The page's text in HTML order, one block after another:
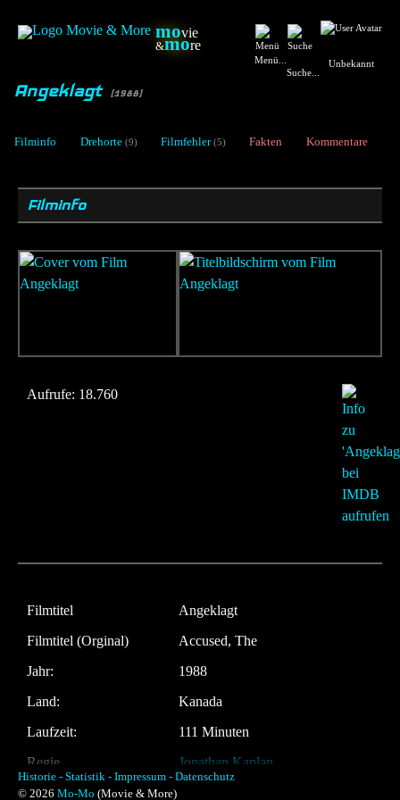
movie
&more
Menü...
Suche...
Unbekannt
Angeklagt [1988]
Filminfo Drehorte (9) Filmfehler (5) Fakten Kommentare
Filminfo
Aufrufe: 18.760
Filmtitel
Angeklagt
Filmtitel (Orginal)
Accused, The
Jahr:
1988
Land:
Kanada
Laufzeit:
111 Minuten
Regie
Jonathan Kaplan
Musik:
Historie - Statistik - Impressum - Datenschutz
© 2026 Mo-Mo (Movie & More)